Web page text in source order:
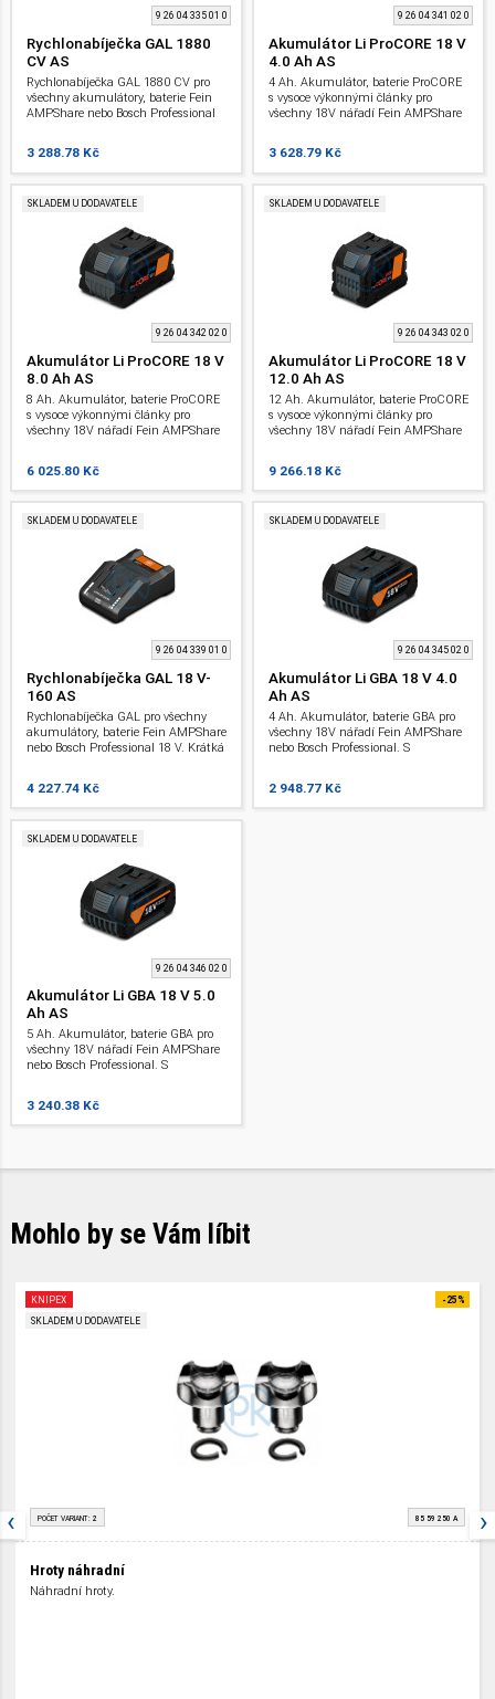
9 26 04 335 01 0
Rychlonabíječka GAL 1880
CV AS
Rychlonabíječka GAL 1880 CV pro
všechny akumulátory, baterie Fein
AMPShare nebo Bosch Professional
aktivnímu chlazení vzduchem a
procesně řízenému managementu
nabíjení.
3 288.78 Kč
9 26 04 341 02 0
Akumulátor Li ProCORE 18 V
4.0 Ah AS
4 Ah. Akumulátor, baterie ProCORE
s vysoce výkonnými články pro
všechny 18V nářadí Fein AMPShare
ochranou. Li-Ion .
3 628.79 Kč
SKLADEM U DODAVATELE
9 26 04 342 02 0
Akumulátor Li ProCORE 18 V
8.0 Ah AS
8 Ah. Akumulátor, baterie ProCORE
s vysoce výkonnými články pro
všechny 18V nářadí Fein AMPShare
ochranou. Li-Ion .
6 025.80 Kč
SKLADEM U DODAVATELE
9 26 04 343 02 0
Akumulátor Li ProCORE 18 V
12.0 Ah AS
12 Ah. Akumulátor, baterie ProCORE
s vysoce výkonnými články pro
všechny 18V nářadí Fein AMPShare
ochranou. Li-Ion .
9 266.18 Kč
SKLADEM U DODAVATELE
9 26 04 339 01 0
Rychlonabíječka GAL 18 V-
160 AS
Rychlonabíječka GAL pro všechny
akumulátory, baterie Fein AMPShare
nebo Bosch Professional 18 V. Krátká
nabíjení Power Boost, aktivnímu
chlazení vzduchem a procesně
řízenému managementu nabíjení.
4 227.74 Kč
SKLADEM U DODAVATELE
9 26 04 345 02 0
Akumulátor Li GBA 18 V 4.0
Ah AS
4 Ah. Akumulátor, baterie GBA pro
všechny 18V nářadí Fein AMPShare
nebo Bosch Professional. S
2 948.77 Kč
SKLADEM U DODAVATELE
9 26 04 346 02 0
Akumulátor Li GBA 18 V 5.0
Ah AS
5 Ah. Akumulátor, baterie GBA pro
všechny 18V nářadí Fein AMPShare
nebo Bosch Professional. S
3 240.38 Kč
Mohlo by se Vám líbit
SKLADEM U DODAVATELE
KNIPEX -25%
POČET VARIANT: 2 85 59 250 A
Hroty náhradní
Náhradní hroty.
‹ ›